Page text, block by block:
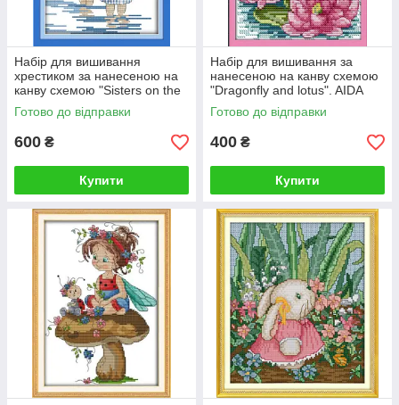
Набір для вишивання
хрестиком за нанесеною на
канву схемою "Sisters on the
beach". (AIDA 14CT
printed,19*27 см)
Готово до відправки
600 ₴
Купити
Набір для вишивання за
нанесеною на канву схемою
"Dragonfly and lotus". AIDA
14CT printed, 16*20 см
Готово до відправки
400 ₴
Купити